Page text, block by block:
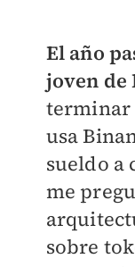
El año
joven de
terminar
usa
sueldo a
me
sobre